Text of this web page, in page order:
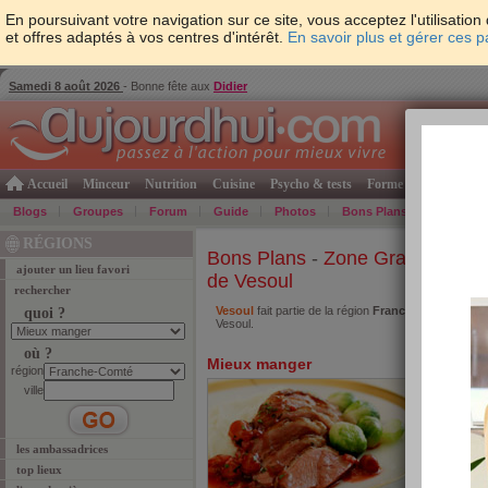
En poursuivant votre navigation sur ce site, vous acceptez
et offres adaptés à vos centres d'intérêt. En savoir plus et gérer ces
Samedi 8 août 2026 - Bonne fête aux Didier
Accueil Minceur Nutrition Cuisine Psycho & tests Forme & santé
Blogs Groupes Forum Guide Photos Bons Plans
RÉGIONS
ajouter un lieu favori
rechercher
quoi ?
où ?
région
ville
les ambassadrices
top lieux
Bons Plans - Zone Grand-Est
de Vesoul
Vesoul fait partie de la région Franche-Comté .
Vesoul.
Mieux manger